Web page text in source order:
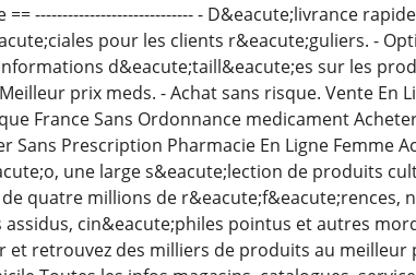
----------------------------- - D&eacute;livrance
pour les clients r&eacute;guliers. -
d&eacute;taill&eacute;es sur les
prix meds. - Achat sans risque. Vente En
France Sans Ordonnance medicament
Sans Prescription Pharmacie En Ligne Femme
une large s&eacute;lection de produits
quatre millions de r&eacute;f&eacute;rences,
cin&eacute;philes pointus et autres
et retrouvez des milliers de produits au meilleur